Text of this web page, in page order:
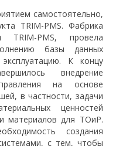
самостоятельно,
TRIM-PMS. Фабрика
TRIM-PMS, провела
базы данных
К концу
внедрение
на основе
в частности, задачи
ценностей
материалов для ТОиР.
создания
с тем, чтобы